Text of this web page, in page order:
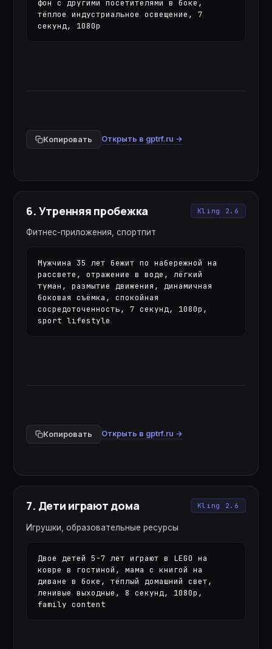
фон с другими посетителями в боке,
тёплое индустриальное освещение, 7
секунд, 1080p
Копировать Открыть в gptrf.ru →
6. Утренняя пробежка Kling 2.6
Фитнес-приложения, спортпит
Мужчина 35 лет бежит по набережной на
рассвете, отражение в воде, лёгкий
туман, размытие движения, динамичная
боковая съёмка, спокойная
сосредоточенность, 7 секунд, 1080p,
sport lifestyle
Копировать Открыть в gptrf.ru →
7. Дети играют дома Kling 2.6
Игрушки, образовательные ресурсы
Двое детей 5-7 лет играют в LEGO на
ковре в гостиной, мама с книгой на
диване в боке, тёплый домашний свет,
ленивые выходные, 8 секунд, 1080p,
family content